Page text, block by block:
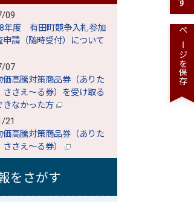
09
年度 有田町競争入札参加
申請（随時受付）について
07
価高騰対策商品券（ありた
ささえ～る券）を受け取る
きなかった方
21
価高騰対策商品券（ありた
さえ～る券）
をさがす
ページを保存